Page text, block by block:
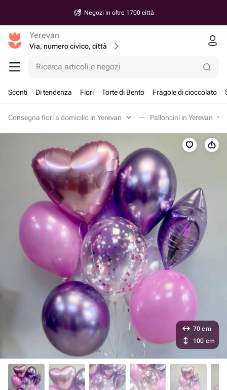
Negozi in oltre 1700 città
Yerevan
Via, numero civico, città
Ricerca articoli e negozi
Sconti Di tendenza Fiori Torte di Bento Fragole di cioccolato
Consegna fiori a domicilio in Yerevan Palloncini in Yerevan
70 cm
100 cm